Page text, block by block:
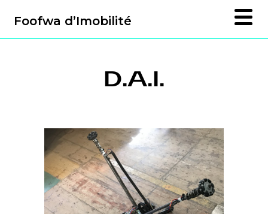
Foofwa d’Imobilité
D.A.I.